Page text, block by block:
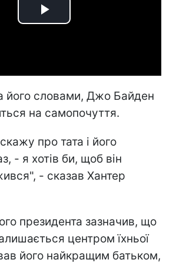
Play
його словами, Джо Байден
на самопочуття.
про тата і його
- я хотів би, щоб він
- сказав Хантер
президента зазначив, що
центром їхньої
його найкращим батьком,